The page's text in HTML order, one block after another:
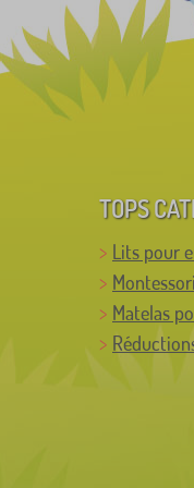
TOPS
Lits pour
Montessori
Matelas